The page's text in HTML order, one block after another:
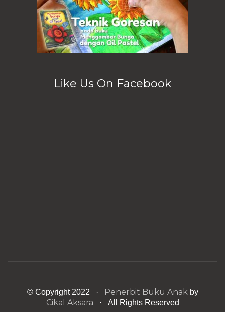
Like Us On Facebook
© Copyright 2022 · Penerbit Buku Anak by
Cikal Aksara · All Rights Reserved